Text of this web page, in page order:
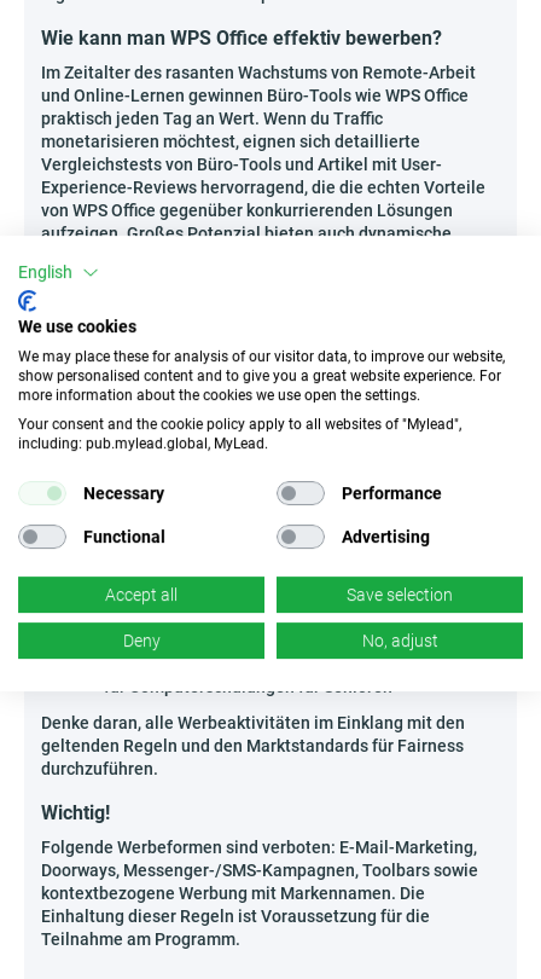
Wie kann man WPS Office effektiv bewerben?
Im Zeitalter des rasanten Wachstums von Remote-Arbeit
und Online-Lernen gewinnen Büro-Tools wie WPS Office
praktisch jeden Tag an Wert. Wenn du Traffic
monetarisieren möchtest, eignen sich detaillierte
Vergleichstests von Büro-Tools und Artikel mit User-
Experience-Reviews hervorragend, die die echten Vorteile
von WPS Office gegenüber konkurrierenden Lösungen
aufzeigen. Großes Potenzial bieten auch dynamische
und Möglichkeiten des Programms präsentieren, sowie
Homeoffice erleichtern. Es ist Zeit, wertvollen Content zu
erstellen und vom Trend der Digitalisierung zu profitieren!
Wer kann WPS Office bewerben?
Das Programm ist eine ausgezeichnete Wahl sowohl für
Content Creators als auch für Personen, die sich auf
Ersteller von Vergleichen und Autoren von Online-
Tool-Rankings
Produktivität und Arbeitsautomatisierung
Experten, die Newsletter für Freelancer und
Startup-Communities betreiben
Enthusiasten der digitalen Bildung sowie Mentoren
für Computerschulungen für Senioren
Denke daran, alle Werbeaktivitäten im Einklang mit den
geltenden Regeln und den Marktstandards für Fairness
durchzuführen.
Wichtig!
Folgende Werbeformen sind verboten: E-Mail-Marketing,
Doorways, Messenger-/SMS-Kampagnen, Toolbars sowie
kontextbezogene Werbung mit Markennamen. Die
Einhaltung dieser Regeln ist Voraussetzung für die
Teilnahme am Programm.
English
We use cookies
We may place these for analysis of our visitor data, to improve our website,
show personalised content and to give you a great website experience. For
more information about the cookies we use open the settings.
Your consent and the cookie policy apply to all websites of "Mylead",
including: pub.mylead.global, MyLead.
Necessary Performance
Functional Advertising
Accept all Save selection
Deny No, adjust